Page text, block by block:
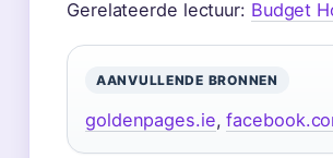
Gerelateerde lectuur: Budget
AANVULLENDE BRONNEN
goldenpages.ie,